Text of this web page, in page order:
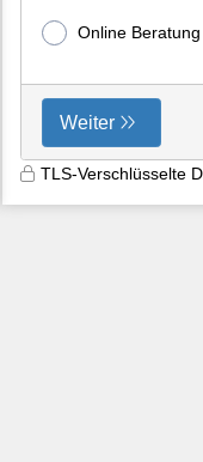
Online Beratung
Weiter
TLS-Verschlüsselte